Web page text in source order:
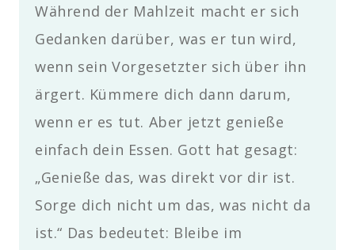
Während der Mahlzeit macht er sich
Gedanken darüber, was er tun wird,
wenn sein Vorgesetzter sich über ihn
ärgert. Kümmere dich dann darum,
wenn er es tut. Aber jetzt genieße
einfach dein Essen. Gott hat gesagt:
„Genieße das, was direkt vor dir ist.
Sorge dich nicht um das, was nicht da
ist.“ Das bedeutet: Bleibe im